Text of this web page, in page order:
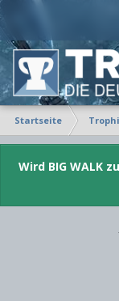
Startseite
Wird BIG WALK